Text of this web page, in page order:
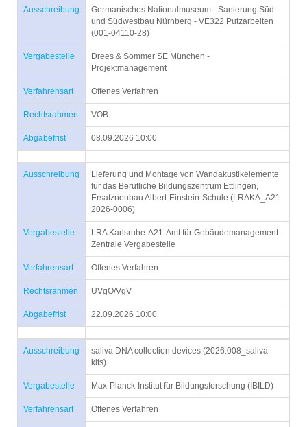
Ausschreibung
Germanisches Nationalmuseum - Sanierung Süd-
und Südwestbau Nürnberg - VE322 Putzarbeiten
(001-04110-28)
Vergabestelle
Drees & Sommer SE München -
Projektmanagement
Verfahrensart Offenes Verfahren
Rechtsrahmen VOB
Abgabefrist 08.09.2026 10:00
Ausschreibung
Lieferung und Montage von Wandakustikelemente
für das Berufliche Bildungszentrum Ettlingen,
Ersatzneubau Albert-Einstein-Schule (LRAKA_A21-
2026-0006)
Vergabestelle
LRA Karlsruhe-A21-Amt für Gebäudemanagement-
Zentrale Vergabestelle
Verfahrensart Offenes Verfahren
Rechtsrahmen UVgO/VgV
Abgabefrist 22.09.2026 10:00
Ausschreibung
saliva DNA collection devices (2026.008_saliva
kits)
Vergabestelle Max-Planck-Institut für Bildungsforschung (IBILD)
Verfahrensart Offenes Verfahren